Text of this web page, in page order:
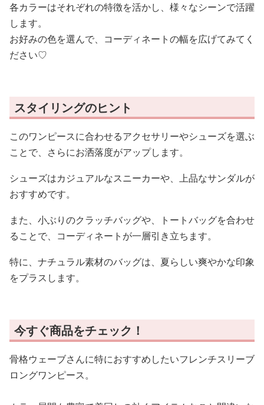
各カラーはそれぞれの特徴を活かし、様々なシーンで活躍
します。
お好みの色を選んで、コーディネートの幅を広げてみてく
ださい♡
スタイリングのヒント
このワンピースに合わせるアクセサリーやシューズを選ぶ
ことで、さらにお洒落度がアップします。
シューズはカジュアルなスニーカーや、上品なサンダルが
おすすめです。
また、小ぶりのクラッチバッグや、トートバッグを合わせ
ることで、コーディネートが一層引き立ちます。
特に、ナチュラル素材のバッグは、夏らしい爽やかな印象
をプラスします。
今すぐ商品をチェック！
骨格ウェーブさんに特におすすめしたいフレンチスリーブ
ロングワンピース。